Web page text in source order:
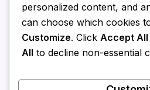
personalized content, and
can choose which cookies
Customize. Click Accept All
All to decline non-essential